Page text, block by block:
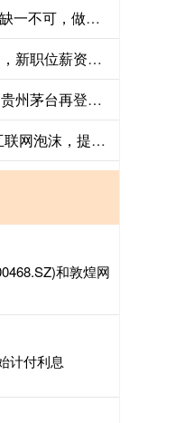
大圣证券 做酱牛肉时，这3种酱料缺一不可，做好的牛肉肉酥筋软有嚼劲_甘香之_甜面酱_豆瓣酱
爱一配 马斯克将xAI 扩张至西雅图，新职位薪资高达 44 万美元
世纪汇通 寒武纪股价大涨9% 超越贵州茅台再登A股“股王”宝座
盈富忧配 鲍威尔：AI繁荣不同于互联网泡沫，提振经济增长
和敦煌网
计付利息